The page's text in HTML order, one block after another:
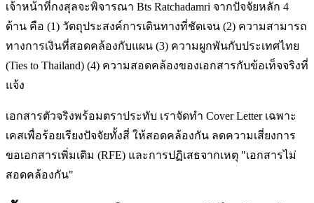
เจ้าหน้าที่กงสุลจะพิจารณา Bts Ratchadamri จากปัจจัยหลัก 4
ด้าน คือ (1) วัตถุประสงค์การเดินทางที่ชัดเจน (2) ความสามารถ
ทางการเงินที่สอดคล้องกับแผน (3) ความผูกพันกับประเทศไทย
(Ties to Thailand) (4) ความสอดคล้องของเอกสารกับข้อเท็จจริงที่
แจ้ง
เอกสารตัวจริงพร้อมตราประทับ เราจัดทำ Cover Letter เฉพาะ
เคสเพื่อร้อยเรียงปัจจัยทั้งสี่ ให้สอดคล้องกัน ลดความเสี่ยงการ
ขอเอกสารเพิ่มเติม (RFE) และการปฏิเสธจากเหตุ "เอกสารไม่
สอดคล้องกัน"